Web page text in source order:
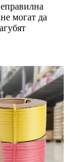
могат да